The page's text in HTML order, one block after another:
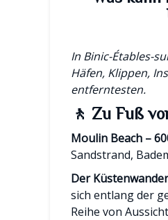
In Binic-Étables-
Häfen, Klippen,
entferntesten.
🚶 Zu Fuß
Moulin Beach –
Sandstrand,
Der
sich entlang der
Reihe von